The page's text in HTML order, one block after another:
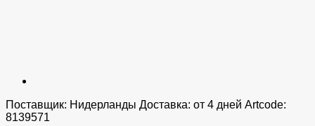
Поставщик: Нидерланды Доставка: от 4 дней Artcode:
8139571